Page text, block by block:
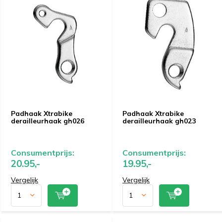
Padhaak Xtrabike
derailleurhaak gh026
Consumentprijs:
20.95,-
Vergelijk
Padhaak Xtrabike
derailleurhaak gh023
Consumentprijs:
19.95,-
Vergelijk